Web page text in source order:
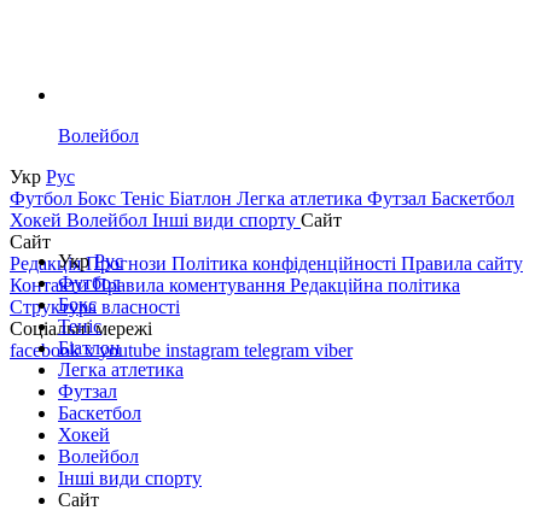
Волейбол
Укр Рус
Футбол Бокс Теніс Біатлон Легка атлетика Футзал Баскетбол
Хокей Волейбол Інші види спорту Сайт
Сайт
РедакціяПрогнози Політика конфіденційності Правила сайту
КонтактиПравила коментування Редакційна політика
Структура власності
Соціальні мережі
facebookxyoutube instagram telegram viber
УкрРус
Футбол
Бокс
Теніс
Біатлон
Легка атлетика
Футзал
Баскетбол
Хокей
Волейбол
Інші види спорту
Сайт